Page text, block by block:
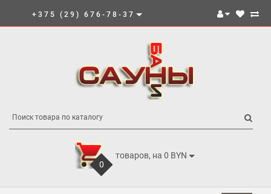
+375 (29) 676-78-37
0
товаров, на 0 BYN